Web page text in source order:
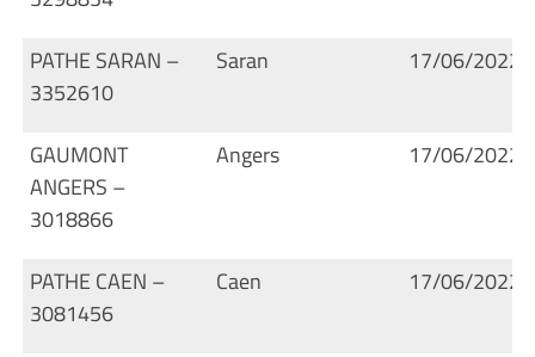
PATHE SARAN –
3352610
Saran 17/06/2022
GAUMONT
ANGERS –
3018866
Angers 17/06/2022
PATHE CAEN –
3081456
Caen 17/06/2022